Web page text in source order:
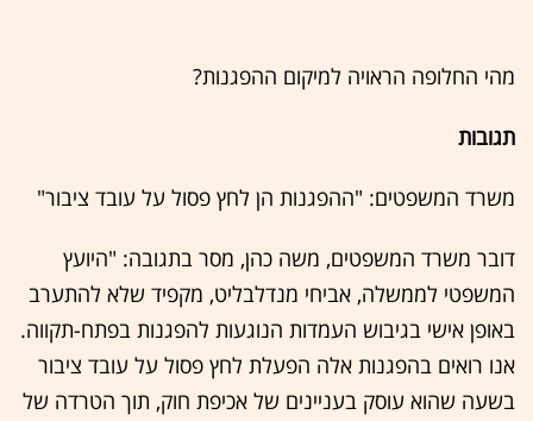
מהי החלופה הראויה למיקום ההפגנות?
תגובות
משרד המשפטים: "ההפגנות הן לחץ פסול על עובד ציבור"
דובר משרד המשפטים, משה כהן, מסר בתגובה: "היועץ
המשפטי לממשלה, אביחי מנדלבליט, מקפיד שלא להתערב
באופן אישי בגיבוש העמדות הנוגעות להפגנות בפתח-תקווה.
אנו רואים בהפגנות אלה הפעלת לחץ פסול על עובד ציבור
בשעה שהוא עוסק בעניינים של אכיפת חוק, תוך הטרדה של